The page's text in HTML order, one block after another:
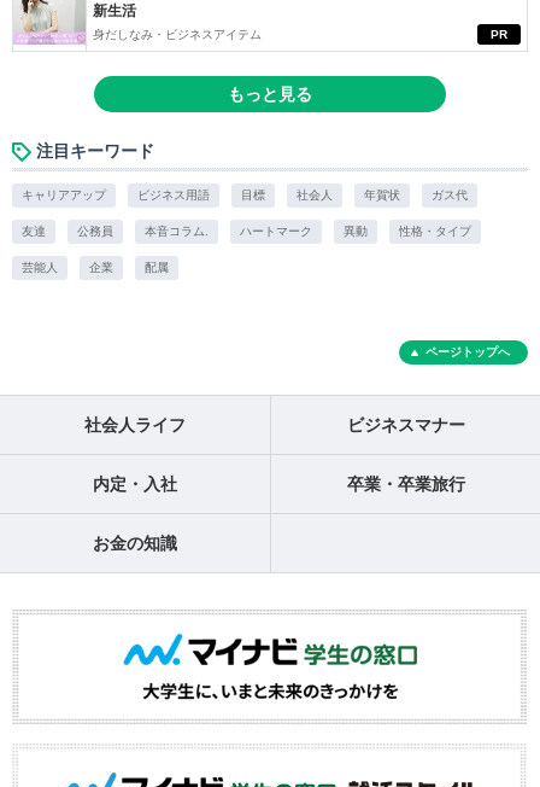
PR
新生活
身だしなみ・ビジネスアイテム
もっと見る
注目キーワード
キャリアアップ ビジネス用語 目標 社会人 年賀状 ガス代
友達 公務員 本音コラム. ハートマーク 異動 性格・タイプ
芸能人 企業 配属
ページトップへ
社会人ライフ ビジネスマナー
内定・入社 卒業・卒業旅行
お金の知識